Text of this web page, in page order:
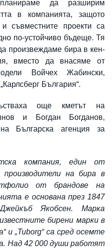
да разширим
в компанията, защото
съвместните проекти са
по-устойчиво бъдеще. Тя
произвеждаме бира в кен-
вместо да внасяме от
Войчех Жабински,
България“.
още кметът на
и Богдан Богданов,
Българска агенция за
компания, един от
на бира в
от брандове на
е основана през 1847
Якобсен. Марка
бирени марки в
и „Tuborg“ са сред осемте
Над 42 000 души работят